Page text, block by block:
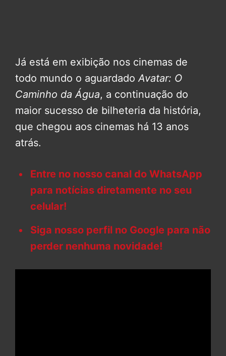
Já está em exibição nos cinemas de
todo mundo o aguardado Avatar: O
Caminho da Água, a continuação do
maior sucesso de bilheteria da história,
que chegou aos cinemas há 13 anos
atrás.
Entre no nosso canal do WhatsApp
para notícias diretamente no seu
celular!
Siga nosso perfil no Google para não
perder nenhuma novidade!